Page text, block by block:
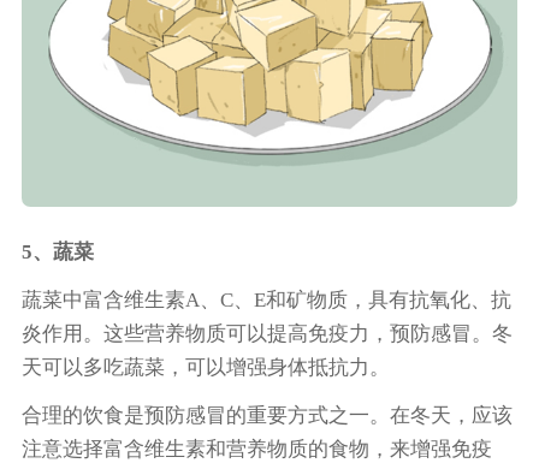
5、蔬菜
蔬菜中富含维生素A、C、E和矿物质，具有抗氧化、抗
炎作用。这些营养物质可以提高免疫力，预防感冒。冬
天可以多吃蔬菜，可以增强身体抵抗力。
合理的饮食是预防感冒的重要方式之一。在冬天，应该
注意选择富含维生素和营养物质的食物，来增强免疫